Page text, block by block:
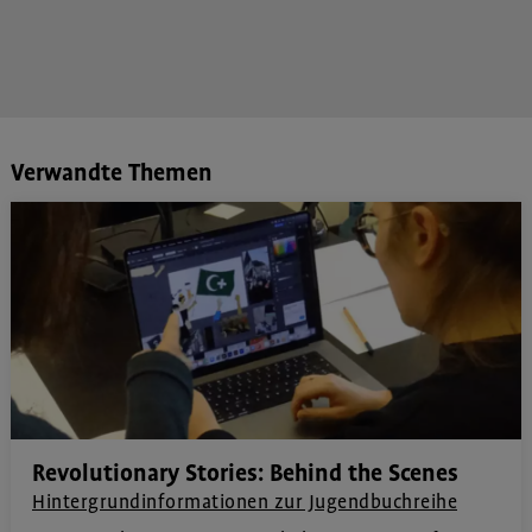
Verwandte Themen
Revolutionary Stories: Behind the Scenes
Hintergrundinformationen zur Jugendbuchreihe